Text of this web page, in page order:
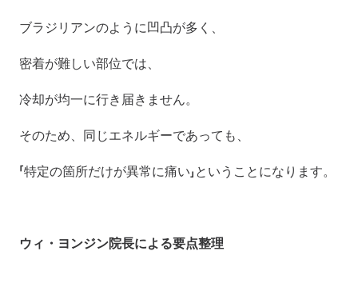
ブラジリアンのように凹凸が多く、
密着が難しい部位では、
冷却が均一に行き届きません。
そのため、同じエネルギーであっても、
「特定の箇所だけが異常に痛い」ということになります。
ウィ・ヨンジン院長による要点整理